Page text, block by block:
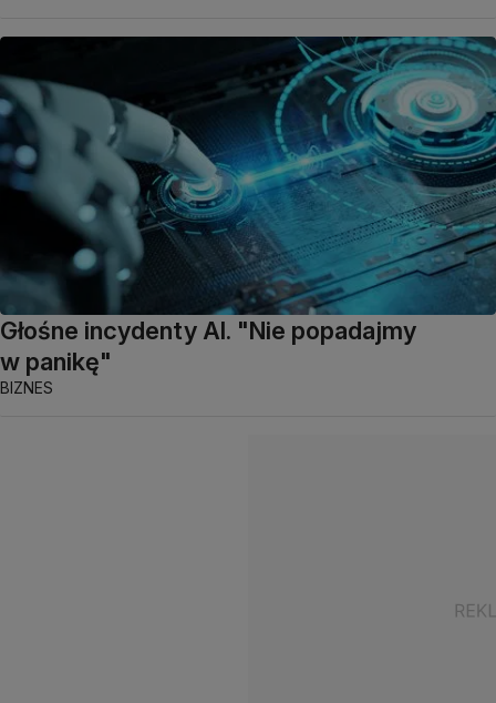
Głośne incydenty AI. "Nie popadajmy
w panikę"
BIZNES